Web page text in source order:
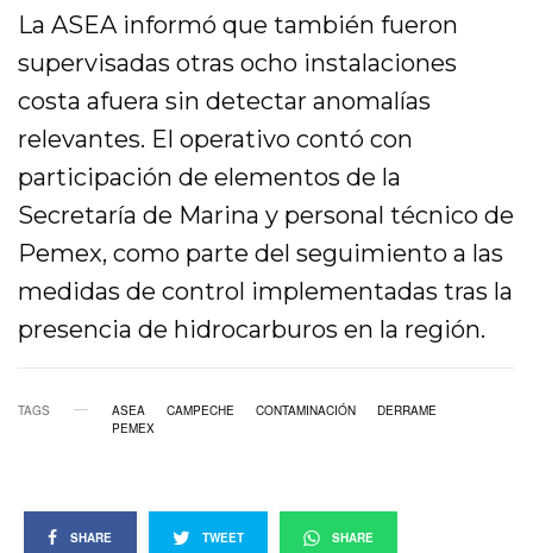
La ASEA informó que también fueron
supervisadas otras ocho instalaciones
costa afuera sin detectar anomalías
relevantes. El operativo contó con
participación de elementos de la
Secretaría de Marina y personal técnico de
Pemex, como parte del seguimiento a las
medidas de control implementadas tras la
presencia de hidrocarburos en la región.
TAGS ASEA CAMPECHE CONTAMINACIÓN
DERRAME
PEMEX
SHARE TWEET SHARE